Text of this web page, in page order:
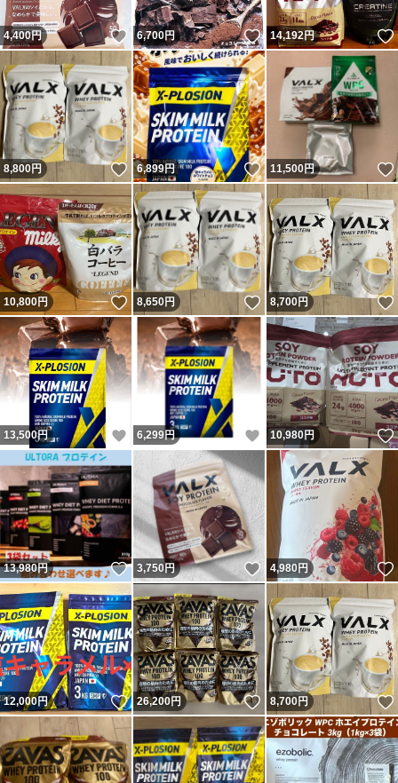
4,400円 いいね！
6,700円 いいね！
14,192円
8,800円 いいね！
6,899円 いいね！
11,500円
10,800円 いいね！
8,650円 いいね！
8,700円
13,500円 いいね！
6,299円 いいね！
10,980円
13,980円 いいね！
3,750円 いいね！
4,980円
12,000円 いいね！
26,200円 いいね！
8,700円